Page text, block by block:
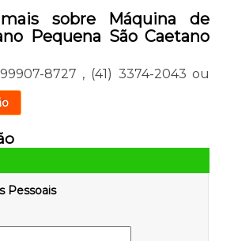
sobre Máquina de
Pequena São Caetano
8727 , (41) 3374-2043 ou
Pessoais